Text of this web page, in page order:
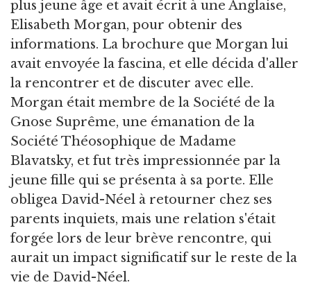
plus jeune âge et avait écrit à une Anglaise,
Elisabeth Morgan, pour obtenir des
informations. La brochure que Morgan lui
avait envoyée la fascina, et elle décida d'aller
la rencontrer et de discuter avec elle.
Morgan était membre de la Société de la
Gnose Suprême, une émanation de la
Société Théosophique de Madame
Blavatsky, et fut très impressionnée par la
jeune fille qui se présenta à sa porte. Elle
obligea David-Néel à retourner chez ses
parents inquiets, mais une relation s'était
forgée lors de leur brève rencontre, qui
aurait un impact significatif sur le reste de la
vie de David-Néel.